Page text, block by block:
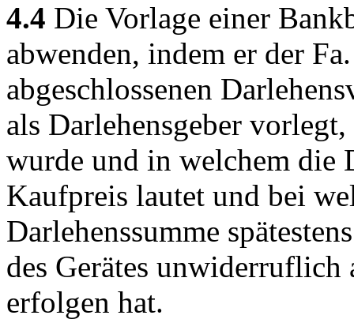
4.4 Die Vorlage einer
abwenden, indem er der
abgeschlossenen
als Darlehensgeber
wurde und in welchem die
Kaufpreis lautet und bei
Darlehenssumme
des Gerätes
erfolgen hat.